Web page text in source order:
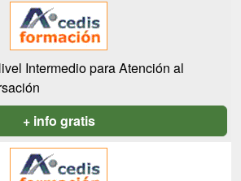
Intermedio para Atención al
+ info gratis